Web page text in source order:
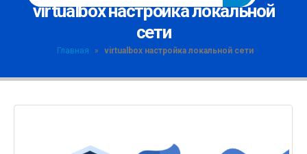
virtualbox настройка локальной
сети
Главная » virtualbox настройка локальной сети